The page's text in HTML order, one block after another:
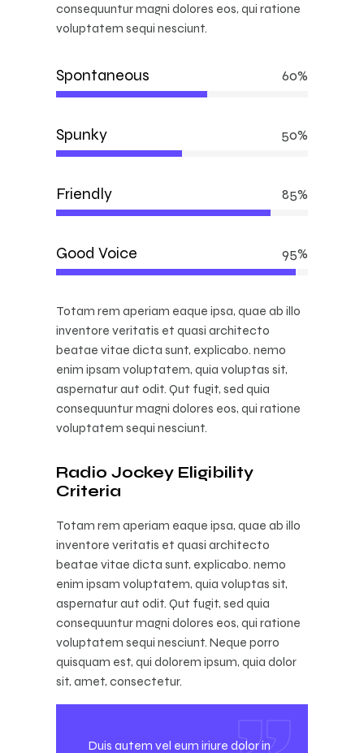
consequuntur magni dolores eos, qui ratione
voluptatem sequi nesciunt.
Spontaneous 60%
Spunky 50%
Friendly 85%
Good Voice 95%
Totam rem aperiam eaque ipsa, quae ab illo
inventore veritatis et quasi architecto
beatae vitae dicta sunt, explicabo. nemo
enim ipsam voluptatem, quia voluptas sit,
aspernatur aut odit. Qut fugit, sed quia
consequuntur magni dolores eos, qui ratione
voluptatem sequi nesciunt.
Radio Jockey Eligibility
Criteria
Totam rem aperiam eaque ipsa, quae ab illo
inventore veritatis et quasi architecto
beatae vitae dicta sunt, explicabo. nemo
enim ipsam voluptatem, quia voluptas sit,
aspernatur aut odit. Qut fugit, sed quia
consequuntur magni dolores eos, qui ratione
voluptatem sequi nesciunt. Neque porro
quisquam est, qui dolorem ipsum, quia dolor
sit, amet, consectetur.
Duis autem vel eum iriure dolor in